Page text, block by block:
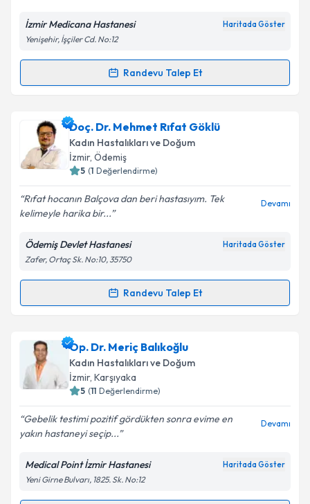
Kişisel verilerimin işlenmesine ilişkin
Aydınlatma
Metni'ni okudum ve kişisel verilerimin belirtilen
kapsamda işlenmesini kabul ediyorum.
İzmir Medicana Hastanesi Haritada Göster
Yenişehir, İşçiler Cd. No:12
Randevu Talep Et
Randevu Takvimi Talebi
Doç. Dr. Aşkın Doğaniçin randevu takvimi talebi
oluşturun. Size bu uzmandan randevu almanız için bir
takvim hazırlandığında e-posta ile bilgilendireceğiz.
Kişisel verilerimin işlenmesine ilişkin
Aydınlatma
Metni'ni okudum ve kişisel verilerimin belirtilen
kapsamda işlenmesini kabul ediyorum.
Doç. Dr. Mehmet Rıfat Göklü
Kadın Hastalıkları ve Doğum
İzmir, Ödemiş
5 (1 Değerlendirme)
Rıfat hocanın Balçova dan beri hastasıyım. Tek
kelimeyle harika bir...
Devamı
Ödemiş Devlet Hastanesi Haritada Göster
Zafer, Ortaç Sk. No:10, 35750
Randevu Talep Et
Randevu Takvimi Talebi
Doç. Dr. Mehmet Rıfat Göklüiçin randevu takvimi
talebi oluşturun. Size bu uzmandan randevu almanız
için bir takvim hazırlandığında e-posta ile
bilgilendireceğiz.
E-posta Adresiniz
Kişisel verilerimin işlenmesine ilişkin
Metni'ni okudum ve kişisel verilerimin belirtilen
Op. Dr. Meriç Balıkoğlu
Kadın Hastalıkları ve Doğum
İzmir, Karşıyaka
5 (11 Değerlendirme)
Gebelik testimi pozitif gördükten sonra evime en
yakın hastaneyi seçip...
Devamı
Medical Point İzmir Hastanesi Haritada Göster
Yeni Girne Bulvarı, 1825. Sk. No:12